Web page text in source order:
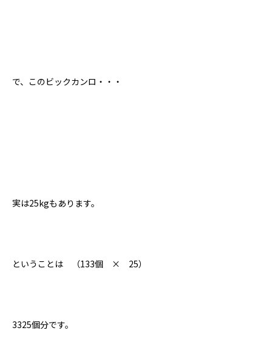
で、このビックカンロ・・・
実は25kgもあります。
ということは （133個 × 25）
3325個分です。